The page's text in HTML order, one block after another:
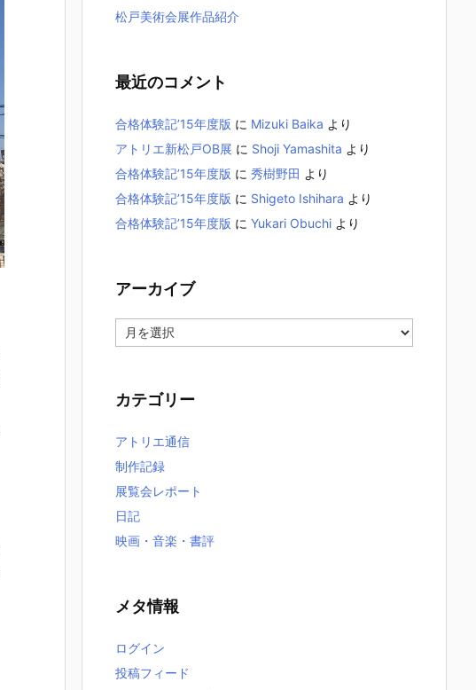
松戸美術会展作品紹介
最近のコメント
合格体験記’15年度版 に Mizuki Baika より
アトリエ新松戸OB展 に Shoji Yamashita より
合格体験記’15年度版 に 秀樹野田 より
合格体験記’15年度版 に Shigeto Ishihara より
合格体験記’15年度版 に Yukari Obuchi より
アーカイブ
ー
ブ
カテゴリー
アトリエ通信
制作記録
展覧会レポート
日記
映画・音楽・書評
メタ情報
ログイン
投稿フィード